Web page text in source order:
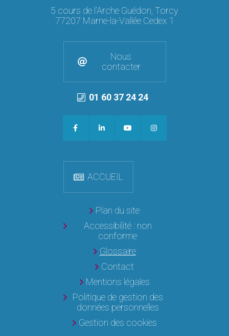
5 cours de l'Arche Guédon, Torcy
77207 Marne-la-Vallée Cedex 1
Nous
contacter
01 60 37 24 24
ACCUEIL
Plan du site
Accessibilité : non
conforme
Glossaire
Contact
Mentions légales
Politique de gestion des
données personnelles
Gestion des cookies